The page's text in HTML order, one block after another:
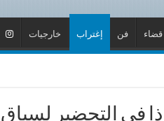
قضاء فن إغتراب خارجيات
في التحضير لسباق